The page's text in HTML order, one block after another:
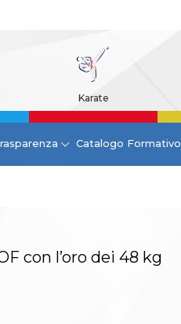
Karate
Catalogo Formativo
con l’oro dei 48 kg